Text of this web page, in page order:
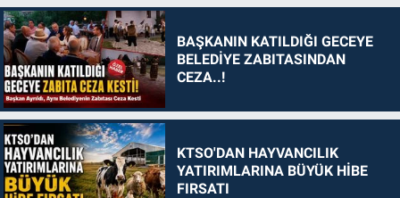
BAŞKANIN KATILDIĞI GECEYE
BELEDİYE ZABITASINDAN
CEZA..!
KTSO'DAN HAYVANCILIK
YATIRIMLARINA BÜYÜK HİBE
FIRSATI